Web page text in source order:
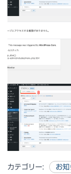
カテゴリー: お知